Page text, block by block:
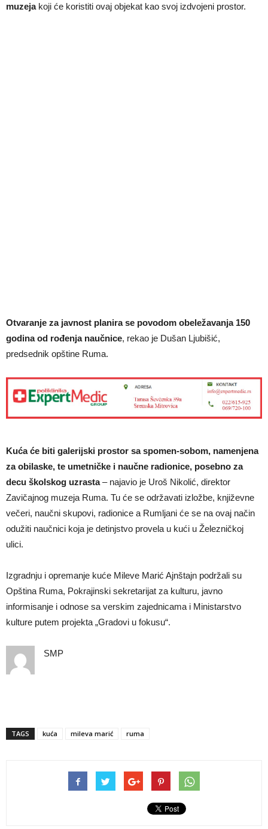
muzejakoji će koristiti ovaj objekat kao svoj izdvojeni prostor.
Otvaranje za javnost planira se povodom obeležavanja 150
godina od rođenja naučnice, rekao je Dušan Ljubišić,
predsednik opštine Ruma.
Kuća će biti galerijski prostor sa spomen-sobom, namenjena
za obilaske, te umetničke i naučne radionice, posebno za
decu školskog uzrasta– najavio je Uroš Nikolić, direktor
Zavičajnog muzeja Ruma. Tu će se održavati izložbe, književne
večeri, naučni skupovi, radionice a Rumljani će se na ovaj način
odužiti naučnici koja je detinjstvo provela u kući u Železničkoj
ulici.
Izgradnju i opremanje kuće Mileve Marić Ajnštajn podržali su
Opština Ruma, Pokrajinski sekretarijat za kulturu, javno
informisanje i odnose sa verskim zajednicama i Ministarstvo
kulture putem projekta „Gradovi u fokusu“.
SMP
TAGS kuća mileva marić ruma